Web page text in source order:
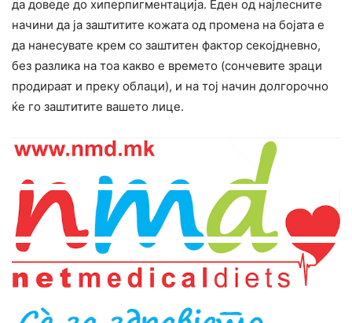
да доведе до хиперпигментација. Еден од најлесните
начини да ја заштитите кожата од промена на бојата е
да нанесувате крем со заштитен фактор секојдневно,
без разлика на тоа какво е времето (сончевите зраци
продираат и преку облаци), и на тој начин долгорочно
ќе го заштитите вашето лице.